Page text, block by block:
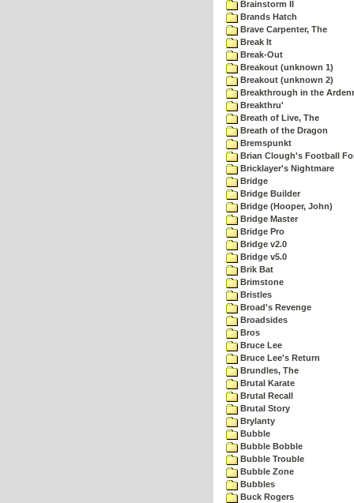
Brainstorm II
Brands Hatch
Brave Carpenter, The
Break It
Break-Out
Breakout (unknown 1)
Breakout (unknown 2)
Breakthrough in the
Breakthru'
Breath of Live, The
Breath of the Dragon
Bremspunkt
Brian Clough's Football
Bricklayer's Nightmare
Bridge
Bridge Builder
Bridge (Hooper, John)
Bridge Master
Bridge Pro
Bridge v2.0
Bridge v5.0
Brik Bat
Brimstone
Bristles
Broad's Revenge
Broadsides
Bros
Bruce Lee
Bruce Lee's Return
Brundles, The
Brutal Karate
Brutal Recall
Brutal Story
Brylanty
Bubble
Bubble Bobble
Bubble Trouble
Bubble Zone
Bubbles
Buck Rogers